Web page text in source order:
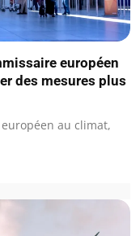
européen
des mesures plus
européen au climat,